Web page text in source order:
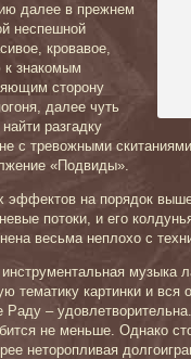
далее в прежнем
неспешной
кровавое,
к знакомым
сторону
далее чуть
разгадку
с тревожными
«Подвиды».
эффектов на порядок
потоки, и его
весьма неплохо с
музыка
тематику картинки и вся
Раду –
не меньше. Однако
неторопливая